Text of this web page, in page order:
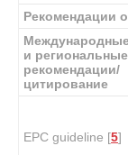
Рекомендации
и региональные
рекомендации/
цитирование
EPC guideline [5]